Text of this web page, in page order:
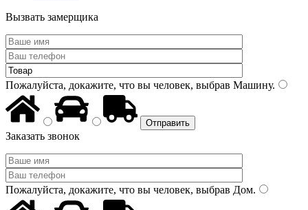
Вызвать замерщика
Пожалуйста, докажите, что вы человек, выбрав Машину.
Заказать звонок
Пожалуйста, докажите, что вы человек, выбрав Дом.